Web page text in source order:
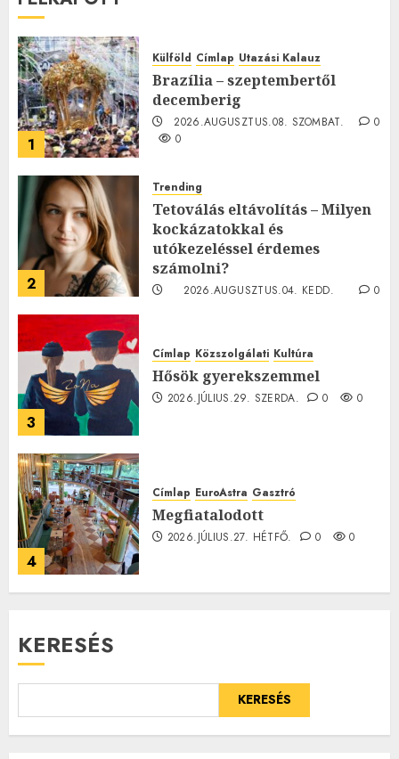
1
Külföld Címlap Utazási Kalauz
Brazília – szeptembertől
decemberig
2026.AUGUSZTUS.08. SZOMBAT.
0
0
2
Trending
Tetoválás eltávolítás – Milyen
kockázatokkal és
utókezeléssel érdemes
számolni?
2026.AUGUSZTUS.04. KEDD.
0
3
Címlap Közszolgálati Kultúra
Hősök gyerekszemmel
2026.JÚLIUS.29. SZERDA. 0 0
4
Címlap EuroAstra Gasztró
Megfiatalodott
2026.JÚLIUS.27. HÉTFŐ. 0 0
KERESÉS
KERESÉS